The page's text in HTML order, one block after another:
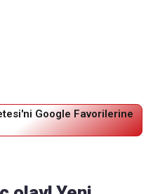
Google Favorilerine